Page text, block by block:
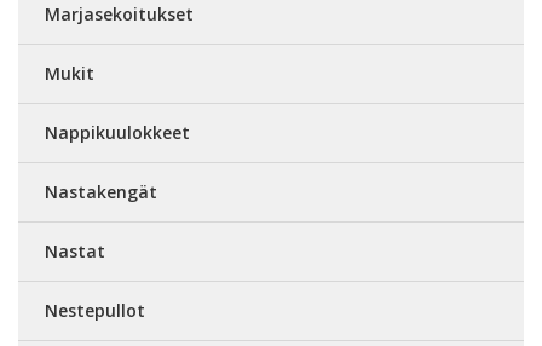
Marjasekoitukset
Mukit
Nappikuulokkeet
Nastakengät
Nastat
Nestepullot